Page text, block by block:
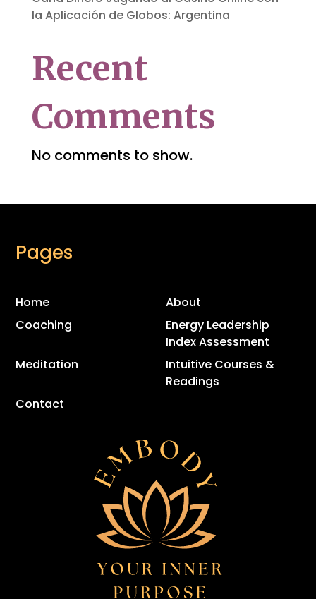
la Aplicación de Globos: Argentina
Recent
Comments
No comments to show.
Pages
Home
About
Coaching
Energy Leadership
Index Assessment
Meditation
Intuitive Courses &
Readings
Contact